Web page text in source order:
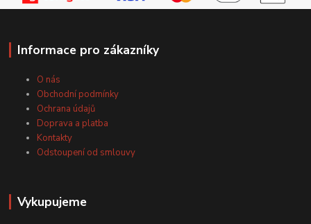
Informace pro zákazníky
O nás
Obchodní podmínky
Ochrana údajů
Doprava a platba
Kontakty
Odstoupení od smlouvy
Vykupujeme